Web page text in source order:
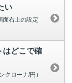
い
面右上の設定
はどこで確
ローナ/円）